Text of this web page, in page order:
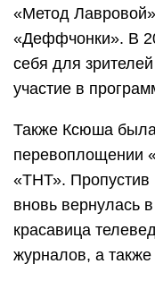
«Метод
«Деффчонки». В
себя для
участие в
Также Ксюша
перевоплощении
«ТНТ». Пропустив
вновь вернулась
красавица
журналов, а